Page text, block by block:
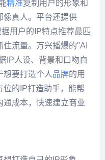
精准复制用户的形象和
像真人。平台还提供
用户的IP特点推荐最匹
流量。万兴播爆的"AI
IP人设、背景和口吻自
想要打造个人品牌的用
位的IP打造助手，能帮
通成本，快速建立商业